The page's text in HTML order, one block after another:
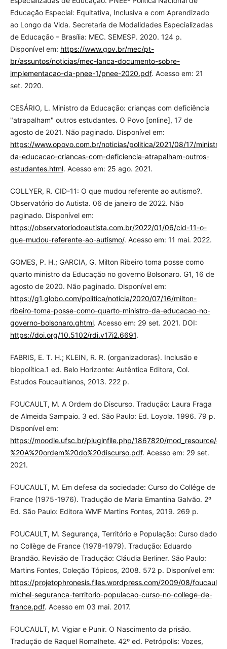
Educação Especial: Equitativa, Inclusiva e com Aprendizado
ao Longo da Vida. Secretaria de Modalidades Especializadas
de Educação – Brasília: MEC. SEMESP. 2020. 124 p.
Disponível em: https://www.gov.br/mec/pt-
br/assuntos/noticias/mec-lanca-documento-sobre-
implementacao-da-pnee-1/pnee-2020.pdf. Acesso em: 21
set. 2020.
CESÁRIO, L. Ministro da Educação: crianças com deficiência
"atrapalham" outros estudantes. O Povo [online], 17 de
agosto de 2021. Não paginado. Disponível em:
https://www.opovo.com.br/noticias/politica/2021/08/17/ministro-
da-educacao-criancas-com-deficiencia-atrapalham-outros-
estudantes.html. Acesso em: 25 ago. 2021.
COLLYER, R. CID-11: O que mudou referente ao autismo?.
Observatório do Autista. 06 de janeiro de 2022. Não
paginado. Disponível em:
https://observatoriodoautista.com.br/2022/01/06/cid-11-o-
que-mudou-referente-ao-autismo/. Acesso em: 11 mai. 2022.
GOMES, P. H.; GARCIA, G. Milton Ribeiro toma posse como
quarto ministro da Educação no governo Bolsonaro. G1, 16 de
agosto de 2020. Não paginado. Disponível em:
https://g1.globo.com/politica/noticia/2020/07/16/milton-
ribeiro-toma-posse-como-quarto-ministro-da-educacao-no-
governo-bolsonaro.ghtml. Acesso em: 29 set. 2021. DOI:
https://doi.org/10.5102/rdi.v17i2.6691.
FABRIS, E. T. H.; KLEIN, R. R. (organizadoras). Inclusão e
biopolítica.1 ed. Belo Horizonte: Autêntica Editora, Col.
Estudos Foucaultianos, 2013. 222 p.
FOUCAULT, M. A Ordem do Discurso. Tradução: Laura Fraga
de Almeida Sampaio. 3 ed. São Paulo: Ed. Loyola. 1996. 79 p.
Disponível em:
https://moodle.ufsc.br/pluginfile.php/1867820/mod_resource/
%20A%20ordem%20do%20discurso.pdf. Acesso em: 29 set.
2021.
FOUCAULT, M. Em defesa da sociedade: Curso do Collége de
France (1975-1976). Tradução de Maria Emantina Galvão. 2º
Ed. São Paulo: Editora WMF Martins Fontes, 2019. 269 p.
FOUCAULT, M. Segurança, Território e População: Curso dado
no Collège de France (1978-1979). Tradução: Eduardo
Brandão. Revisão de Tradução: Cláudia Berliner. São Paulo:
Martins Fontes, Coleção Tópicos, 2008. 572 p. Disponível em:
https://projetophronesis.files.wordpress.com/2009/08/foucault-
michel-seguranca-territorio-populacao-curso-no-college-de-
france.pdf. Acesso em 03 mai. 2017.
FOUCAULT, M. Vigiar e Punir. O Nascimento da prisão.
Tradução de Raquel Romalhete. 42º ed. Petrópolis: Vozes,